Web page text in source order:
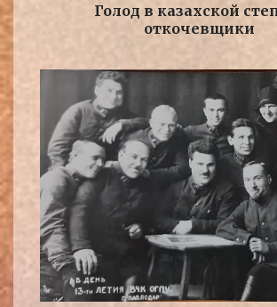
Голод в казахской
откочевщики